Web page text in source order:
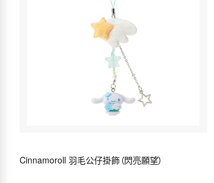
Cinnamoroll 羽毛公仔掛飾（閃亮願望）